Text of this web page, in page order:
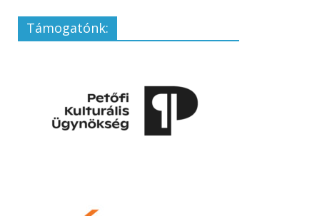
Támogatónk: